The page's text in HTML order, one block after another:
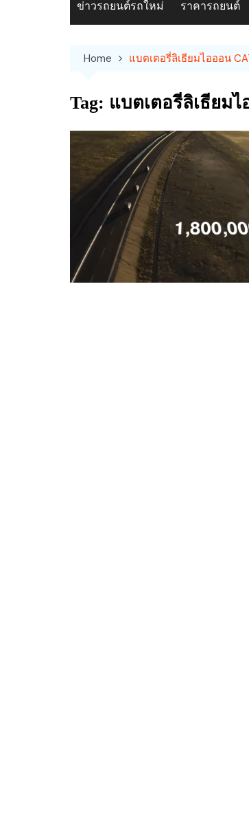
ข่าวรถยนต์รถใหม่ ราคารถยนต์
Home แบตเตอรี่ลิเธียมไอออน
Tag: แบตเตอรี่ลิเธียม